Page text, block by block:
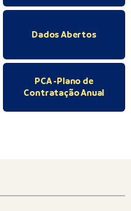
Dados Abertos
PCA -Plano de
Contratação Anual